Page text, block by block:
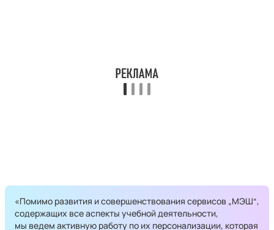
«Помимо развития и совершенствования сервисов „МЭШ“,
содержащих все аспекты учебной деятельности,
мы ведем активную работу по их персонализации, которая